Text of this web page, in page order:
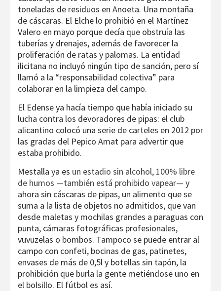
toneladas de residuos en Anoeta. Una montaña
de cáscaras. El Elche lo prohibió en el Martínez
Valero en mayo porque decía que obstruía las
tuberías y drenajes, además de favorecer la
proliferación de ratas y palomas. La entidad
ilicitana no incluyó ningún tipo de sanción, pero sí
llamó a la “responsabilidad colectiva” para
colaborar en la limpieza del campo.
El Edense ya hacía tiempo que había iniciado su
lucha contra los devoradores de pipas: el club
alicantino colocó una serie de carteles en 2012 por
las gradas del Pepico Amat para advertir que
estaba prohibido.
Mestalla ya es un estadio sin alcohol, 100% libre
de humos —también está prohibido vapear— y
ahora sin cáscaras de pipas, un alimento que se
suma a la lista de objetos no admitidos, que van
desde maletas y mochilas grandes a paraguas con
punta, cámaras fotográficas profesionales,
vuvuzelas o bombos. Tampoco se puede entrar al
campo con confeti, bocinas de gas, patinetes,
envases de más de 0,5l y botellas sin tapón, la
prohibición que burla la gente metiéndose uno en
el bolsillo. El fútbol es así.